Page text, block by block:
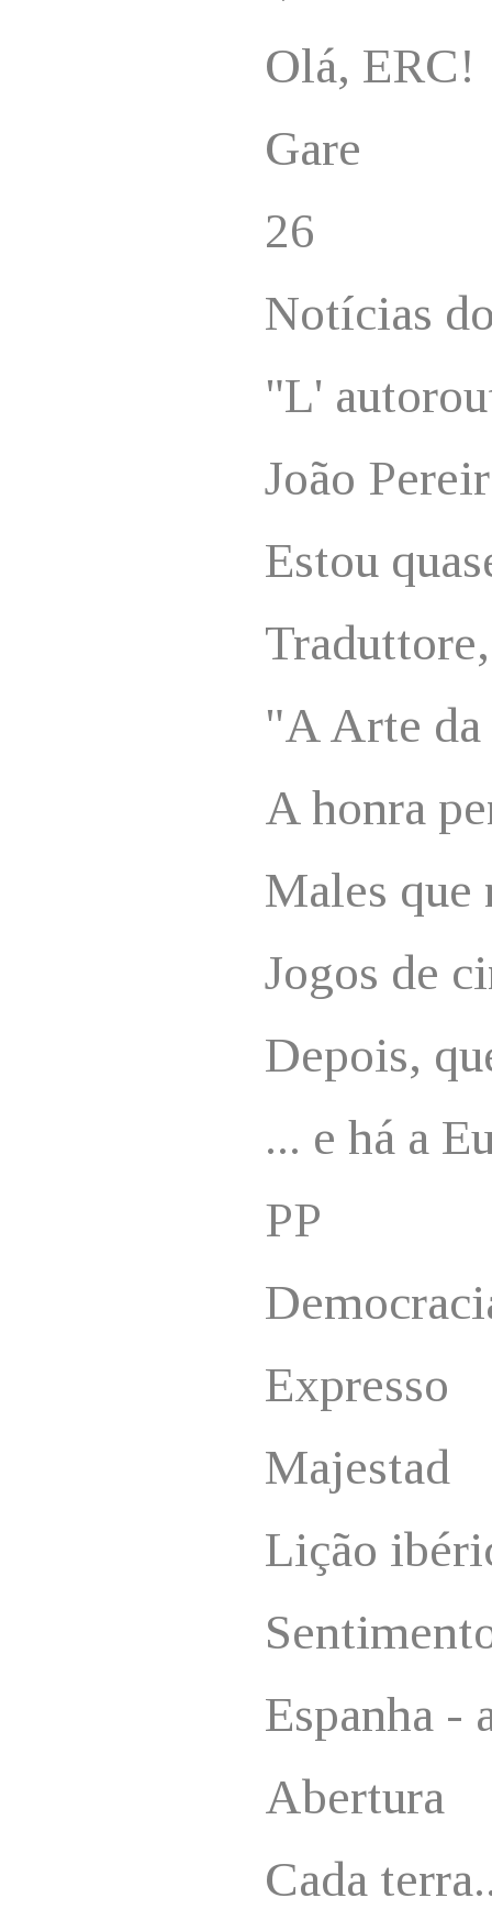
Olá, ERC!
Gare
26
Notícias
"L'
João
Estou
"A Arte da
A honra
Males que
Jogos de
Depois,
... e há a
PP
Expresso
Majestad
Lição
Espanha -
Abertura
Cada